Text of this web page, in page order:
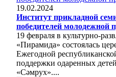
19.02.2024
Институт прикладной
победителей молодежной
19 февраля в культурно-
«Пирамида» состоялась
Ежегодной
поддержки одаренных
«Сəмрух»....